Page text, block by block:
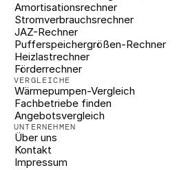
Amortisationsrechner
Stromverbrauchsrechner
JAZ-Rechner
Pufferspeichergrößen-Rechner
Heizlastrechner
Förderrechner
VERGLEICHE
Wärmepumpen-Vergleich
Fachbetriebe finden
Angebotsvergleich
UNTERNEHMEN
Über uns
Kontakt
Impressum